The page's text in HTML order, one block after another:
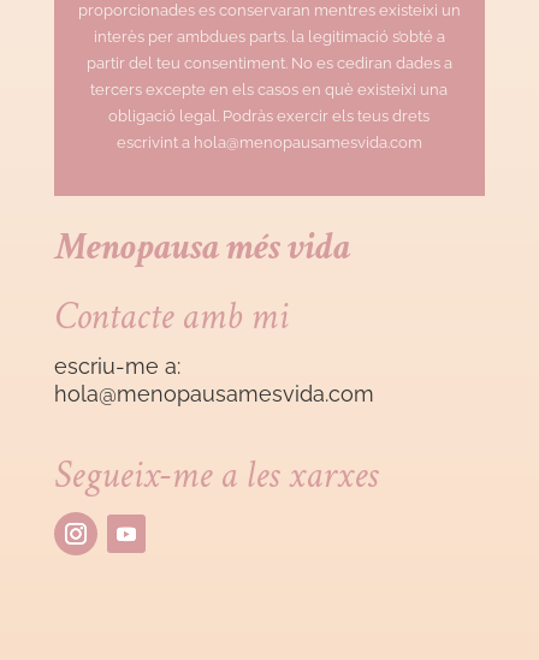
proporcionades es conservaran mentres existeixi un
interès per ambdues parts. la legitimació s’obté a
partir del teu consentiment. No es cediran dades a
tercers excepte en els casos en què existeixi una
obligació legal. Podràs exercir els teus drets
escrivint a hola@menopausamesvida.com
Menopausa més vida
Contacte amb mi
escriu-me a:
hola@menopausamesvida.com
Segueix-me a les xarxes